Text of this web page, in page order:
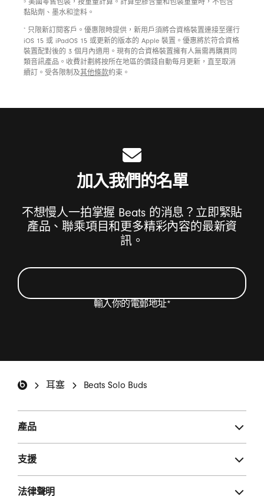
美國零售包裝，按重量計算。計算塑膠含量和包裝重量時，不包含
黏貼劑、墨水和塗料。
footnote
* 只限新訂閱客戶。優惠限時提供，新用戶須將合資格裝置連接至運行
iOS 15 或 iPadOS 15 或更新的版本的 Apple 裝置。優惠將於符合資格
裝置配對後的 3 個月內適用。現有的合資格裝置擁有人無需再購買同
類音訊產品。收費計劃將按所在地區的價錢自動每月更新，直至取消
續訂。受各限制及其他條款約束。
加入我們的名單
不想慢人一拍掌握 Beats 的消息？立即緊貼
產品、聯乘項目和更多精彩內容的最新資
訊。
輸入你的電郵地址*
登記
Beats 註腳
耳塞 Beats Solo Buds
產品
支援
法律聲明